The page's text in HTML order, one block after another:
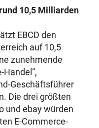
10,5 Milliarden
EBCD den
auf 10,5
zunehmende
Geschäftsführer
Die drei größten
und ebay würden
E-Commerce-